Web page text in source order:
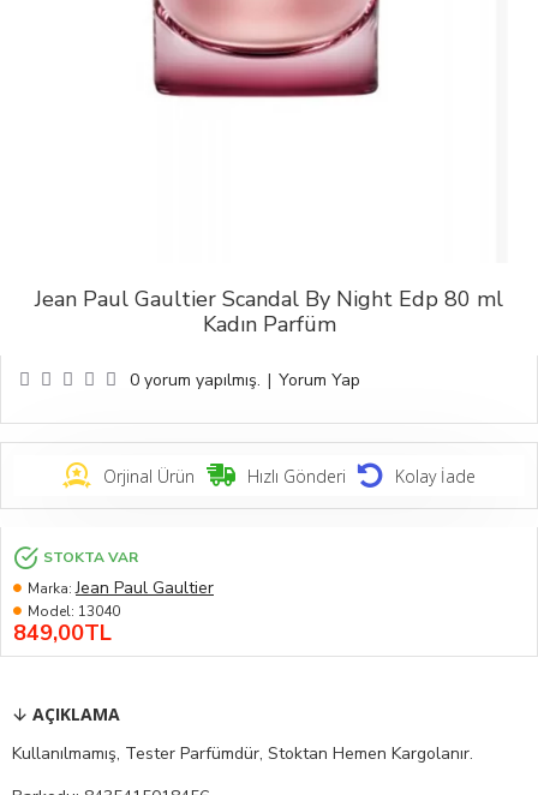
Jean Paul Gaultier Scandal By Night Edp 80 ml
Kadın Parfüm
Orjinal Ürün Hızlı Gönderi Kolay İade
0 yorum yapılmış. | Yorum Yap
849,00TL
STOKTA VAR
Marka: Jean Paul Gaultier
Model: 13040
AÇIKLAMA
Kullanılmamış, Tester Parfümdür, Stoktan Hemen Kargolanır.